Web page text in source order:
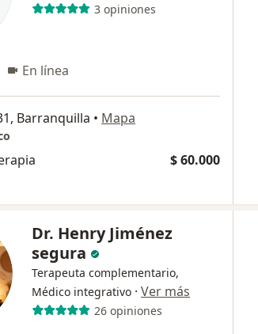
3 opiniones
En línea
Barranquilla • Mapa
$ 60.000
Dr. Henry Jiménez
segura
Terapeuta complementario,
Médico integrativo · Ver más
26 opiniones